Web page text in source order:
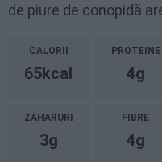
de piure de conopidă
CALORII
65kcal
PROTEINE
4g
ZAHARURI
3g
FIBRE
4g